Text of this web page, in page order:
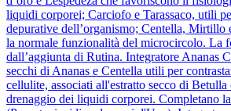
liquidi corporei; Carciofo e Tarassaco, utili
depurative dell’organismo; Centella, Mirtillo
la normale funzionalità del microcircolo. La
dall’aggiunta di Rutina. Integratore Ananas
secchi di Ananas e Centella utili per
cellulite, associati all'estratto secco di
drenaggio dei liquidi corporei. Completano